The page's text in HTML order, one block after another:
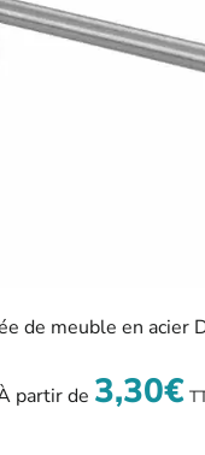
de meuble en acier
partir de 3,30€